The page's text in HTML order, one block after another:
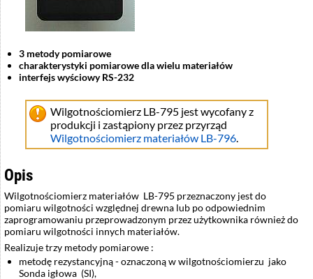
3 metody pomiarowe
charakterystyki pomiarowe dla wielu materiałów
interfejs wyściowy RS-232
Wilgotnościomierz LB-795 jest wycofany z
produkcji i zastąpiony przez przyrząd
Wilgotnościomierz materiałów LB-796
Opis
Wilgotnościomierz materiałów LB-795 przeznaczony jest do
pomiaru wilgotności względnej drewna lub po odpowiednim
zaprogramowaniu przeprowadzonym przez użytkownika również do
pomiaru wilgotności innych materiałów.
Realizuje trzy metody pomiarowe :
metodę rezystancyjną - oznaczoną w wilgotnościomierzu jako
Sonda igłowa (SI),